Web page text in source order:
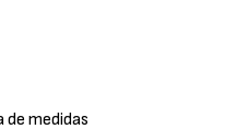
de medidas